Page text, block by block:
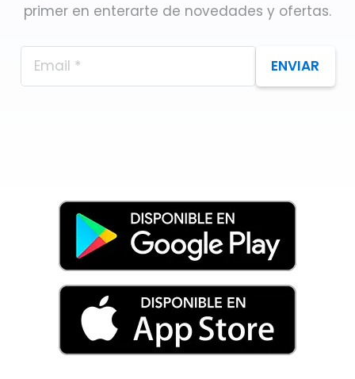
primer en enterarte de novedades y ofertas.
ENVIAR